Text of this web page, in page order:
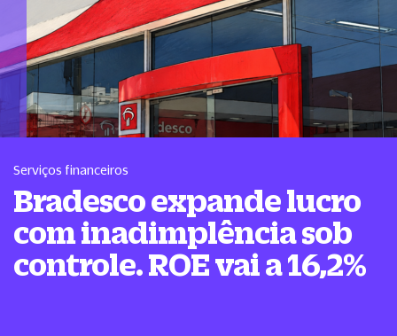
Serviços financeiros
Bradesco expande lucro
com inadimplência sob
controle. ROE vai a 16,2%